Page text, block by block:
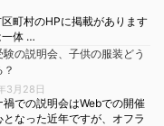
町村のHPに掲載があります
一体 …
験の説明会、子供の服装どう
3月28日
禍での説明会はWebでの開催
となった近年ですが、オフラ